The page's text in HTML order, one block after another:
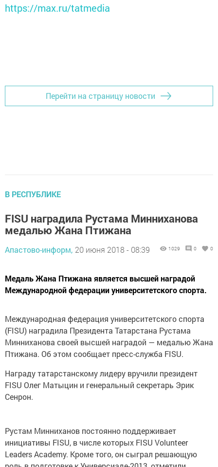
https://max.ru/tatmedia
Перейти на страницу новости
В РЕСПУБЛИКЕ
FISU наградила Рустама Минниханова
медалью Жана Птижана
Апастово-информ, 20 июня 2018 - 08:39 1029 0 0
Медаль Жана Птижана является высшей наградой
Международной федерации университетского спорта.
Международная федерация университетского спорта
(FISU) наградила Президента Татарстана Рустама
Минниханова своей высшей наградой — медалью Жана
Птижана. Об этом сообщает пресс-служба FISU.
Награду татарстанскому лидеру вручили президент
FISU Олег Матыцин и генеральный секретарь Эрик
Сенрон.
Рустам Минниханов постоянно поддерживает
инициативы FISU, в числе которых FISU Volunteer
Leaders Academy. Кроме того, он сыграл решающую